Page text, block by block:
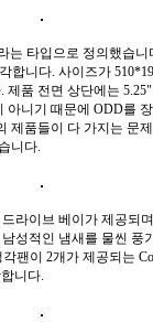
는 타입으로 정의했습
합니다. 사이즈가
품 전면 상단에는
니기 때문에 ODD를
품들이 다 가지는 문
니다.
라이브 베이가 제공되
남성적인 냄새를 물씬
팬이 2개가 제공되는
니다.